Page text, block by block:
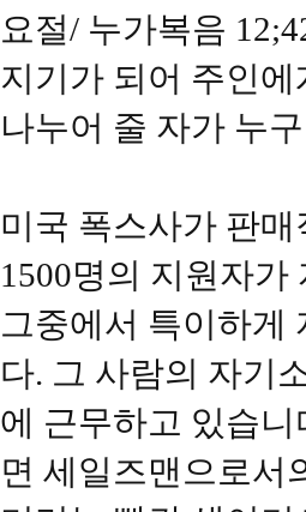
요절/ 누가복음
지기가 되어 주인
나누어 줄 자가 누
미국 폭스사가 판
1500명의 지원자
그중에서 특이하게
다. 그 사람의 자기
에 근무하고 있습
면 세일즈맨으로서